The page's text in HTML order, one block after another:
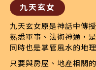
九天玄女
九天玄女原是神話中傳
熟悉軍事、法術神通，
同時也是掌管風水的地
只要與房屋、地產相關